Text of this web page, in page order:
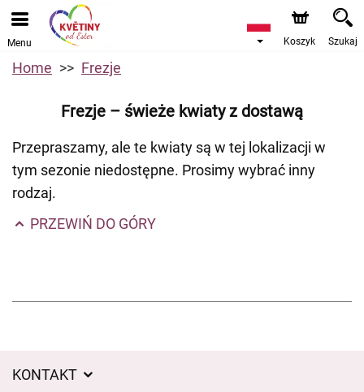
Menu Koszyk Szukaj
Home Frezje
Frezje – świeże kwiaty z dostawą
Przepraszamy, ale te kwiaty są w tej lokalizacji w
tym sezonie niedostępne. Prosimy wybrać inny
rodzaj.
PRZEWIŃ DO GÓRY
KONTAKT